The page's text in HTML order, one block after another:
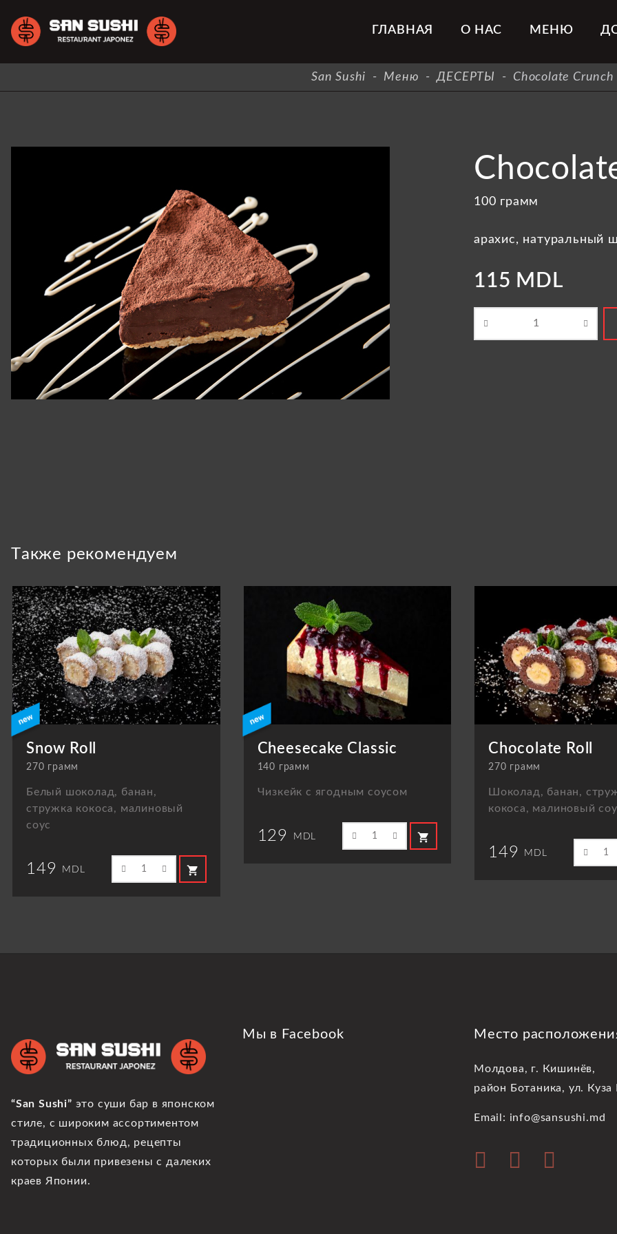
ГЛАВНАЯ О НАС МЕНЮ
San Sushi - Меню - ДЕСЕРТЫ - Chocolate Crunch
100 грамм
арахис, натуральный
115 MDL
Tакже рекомендуем
Snow Roll
270 грамм
Белый шоколад, банан,
стружка кокоса, малиновый
соус
149 MDL shopping_cart
Cheesecake Classic
140 грамм
Чизкейк с ягодным соусом
129 MDL shopping_cart
Chocolate Roll
270 грамм
Шоколад, банан,
кокоса, малиновый
149 MDL
“San Sushi” это суши бар в японском
стиле, с широким ассортиментом
традиционных блюд, рецепты
которых были привезены с далеких
краев Японии.
Мы в Facebook Место
Молдова, г. Кишинёв,
район Ботаника, ул.
Email: info@sansushi.md